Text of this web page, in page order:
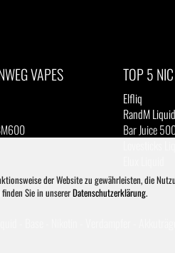
der Website zu gewährleisten, die
Sie in unsererDatenschutzerklärung.
VAPES TOP 5
Elfliq
RandM Liquid
Bar Juice